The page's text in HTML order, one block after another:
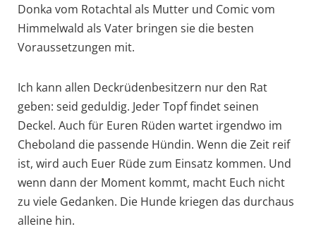
Donka vom Rotachtal als Mutter und Comic vom
Himmelwald als Vater bringen sie die besten
Voraussetzungen mit.
Ich kann allen Deckrüdenbesitzern nur den Rat
geben: seid geduldig. Jeder Topf findet seinen
Deckel. Auch für Euren Rüden wartet irgendwo im
Cheboland die passende Hündin. Wenn die Zeit reif
ist, wird auch Euer Rüde zum Einsatz kommen. Und
wenn dann der Moment kommt, macht Euch nicht
zu viele Gedanken. Die Hunde kriegen das durchaus
alleine hin.